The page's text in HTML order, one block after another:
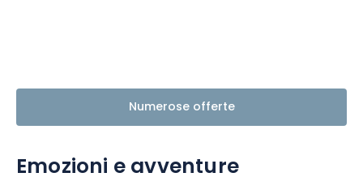
Numerose offerte
Emozioni e avventure